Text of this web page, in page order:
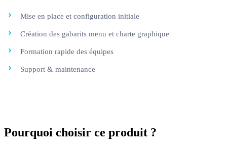
Mise en place et configuration initiale
Création des gabarits menu et charte graphique
Formation rapide des équipes
Support & maintenance
Pourquoi choisir ce produit ?